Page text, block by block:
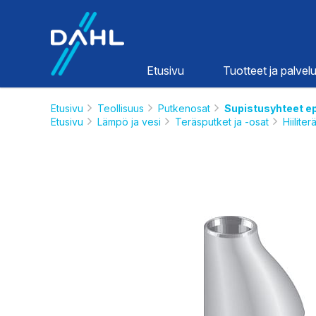
Etusivu Tuotteet ja
HINNASTOT
Etusivu Teollisuus Putkenosat
Supistusyhteet
Etusivu
Lämpö ja vesi Teräsputket ja -osat